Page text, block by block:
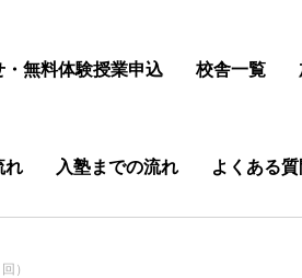
・無料体験授業申込 校舎一覧
れ 入塾までの流れ よくある質
）